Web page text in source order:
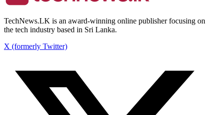
TechNews.LK is an award-winning online publisher focusing on
the tech industry based in Sri Lanka.
X (formerly Twitter)